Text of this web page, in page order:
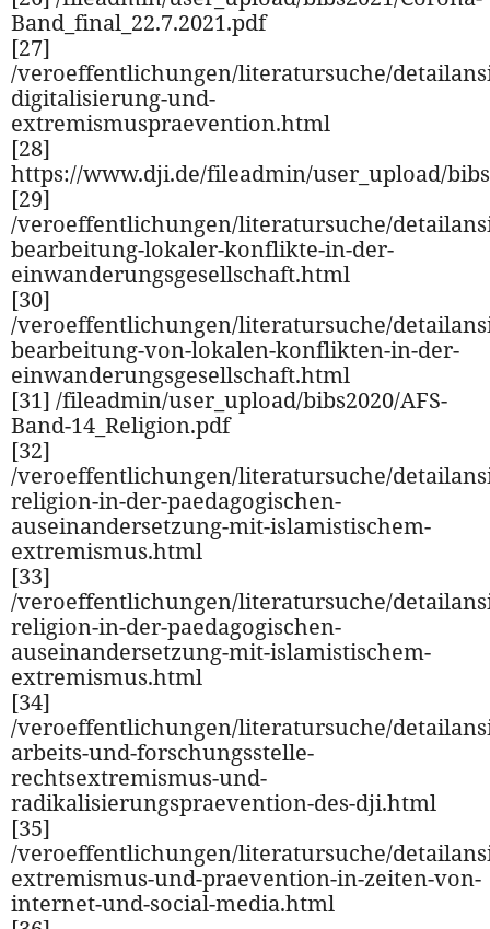
Band_final_22.7.2021.pdf
[27]
/veroeffentlichungen/literatursuche/
digitalisierung-und-
extremismuspraevention.html
[28]
https://www.dji.de/fileadmin/user_upload/
[29]
/veroeffentlichungen/literatursuche/
bearbeitung-lokaler-konflikte-in-der-
einwanderungsgesellschaft.html
[30]
/veroeffentlichungen/literatursuche/
bearbeitung-von-lokalen-konflikten-in-der-
einwanderungsgesellschaft.html
[31] /fileadmin/user_upload/bibs2020/AFS-
Band-14_Religion.pdf
[32]
/veroeffentlichungen/literatursuche/
religion-in-der-paedagogischen-
auseinandersetzung-mit-islamistischem-
extremismus.html
[33]
/veroeffentlichungen/literatursuche/
religion-in-der-paedagogischen-
auseinandersetzung-mit-islamistischem-
extremismus.html
[34]
/veroeffentlichungen/literatursuche/
arbeits-und-forschungsstelle-
rechtsextremismus-und-
radikalisierungspraevention-des-dji.html
[35]
/veroeffentlichungen/literatursuche/
extremismus-und-praevention-in-zeiten-von-
internet-und-social-media.html